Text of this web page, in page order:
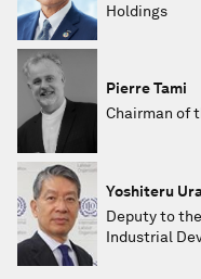
Holdings
Pierre Tami
Chairman of
Yoshiteru
Deputy to
Industrial